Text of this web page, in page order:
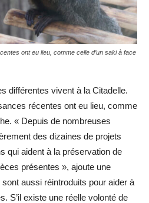
ont eu lieu, comme celle d’un saki à face
différentes vivent à la Citadelle.
récentes ont eu lieu, comme
« Depuis de nombreuses
des dizaines de projets
qui aident à la préservation de
présentes », ajoute une
aussi réintroduits pour aider à
S’il existe une réelle volonté de